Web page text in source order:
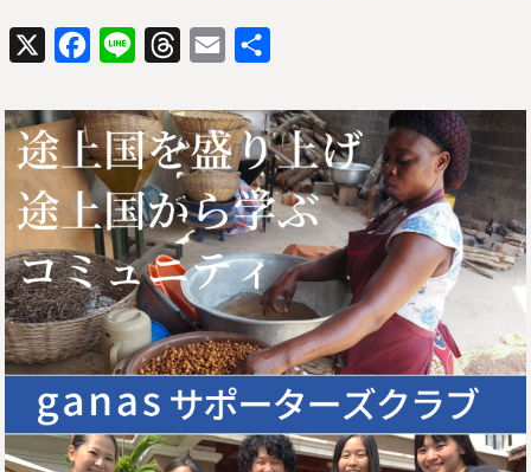
X Facebook
Line ThreadsEmail